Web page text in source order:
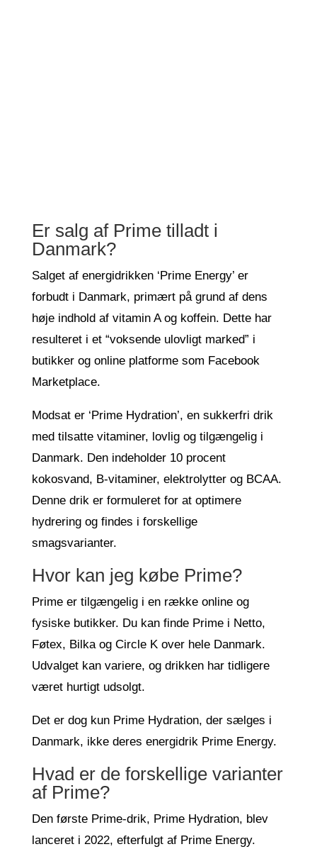
Er salg af Prime tilladt i
Danmark?
Salget af energidrikken ‘Prime Energy’ er
forbudt i Danmark, primært på grund af dens
høje indhold af vitamin A og koffein. Dette har
resulteret i et “voksende ulovligt marked” i
butikker og online platforme som Facebook
Marketplace.
Modsat er ‘Prime Hydration’, en sukkerfri drik
med tilsatte vitaminer, lovlig og tilgængelig i
Danmark. Den indeholder 10 procent
kokosvand, B-vitaminer, elektrolytter og BCAA.
Denne drik er formuleret for at optimere
hydrering og findes i forskellige
smagsvarianter.
Hvor kan jeg købe Prime?
Prime er tilgængelig i en række online og
fysiske butikker. Du kan finde Prime i Netto,
Føtex, Bilka og Circle K over hele Danmark.
Udvalget kan variere, og drikken har tidligere
været hurtigt udsolgt.
Det er dog kun Prime Hydration, der sælges i
Danmark, ikke deres energidrik Prime Energy.
Hvad er de forskellige varianter
af Prime?
Den første Prime-drik, Prime Hydration, blev
lanceret i 2022, efterfulgt af Prime Energy.